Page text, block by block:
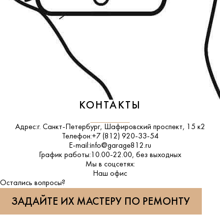
КОНТАКТЫ
Адрес:г. Санкт-Петербург, Шафировский проспект, 15 к2
Телефон:+7 (812) 920-33-54
E-mail:info@garage812.ru
График работы: 10.00-22.00, без выходных
Мы в соцсетях:
ВКонтакте
Наш офис
Остались вопросы?
ЗАДАЙТЕ ИХ МАСТЕРУ ПО РЕМОНТУ